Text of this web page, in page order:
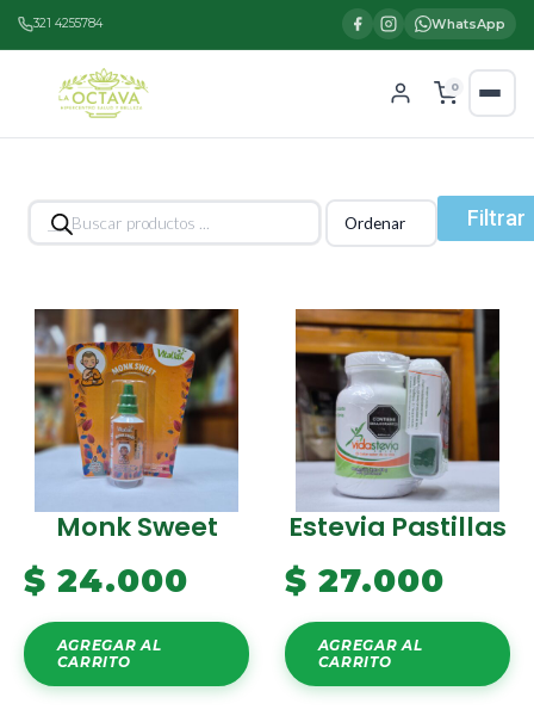
321 4255784 WhatsApp
0
Búsqueda
de
Filtrar
Monk Sweet
$ 24.000
AGREGAR AL
CARRITO
Estevia Pastillas
$ 27.000
AGREGAR AL
CARRITO